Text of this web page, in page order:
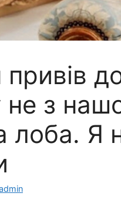
привів
не з
лоба. Я